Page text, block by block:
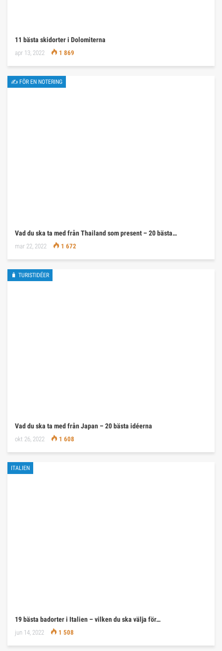
11 bästa skidorter i Dolomiterna
apr 13, 2022 1 869
✍ FÖR EN NOTERING
Vad du ska ta med från Thailand som present – 20 bästa…
mar 22, 2022 1 672
🧳 TURISTIDÉER
Vad du ska ta med från Japan – 20 bästa idéerna
okt 26, 2022 1 608
ITALIEN
19 bästa badorter i Italien – vilken du ska välja för…
jun 14, 2022 1 508